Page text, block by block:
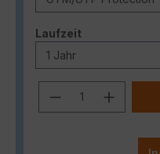
Laufzeitauswählen
Produkt